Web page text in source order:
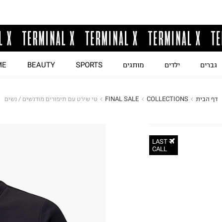
גברים ילדים מותגים SPORTS
BEAUTY
דף הבית COLLECTIONS
FINAL SALE טי שירט עם תיפורים מודגשים / נשים
LAST
CALL